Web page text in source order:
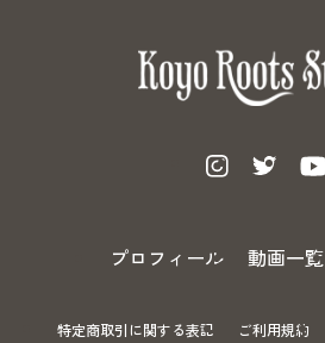
プロフィール 動画一覧
特定商取引に関する表記 ご利用規約